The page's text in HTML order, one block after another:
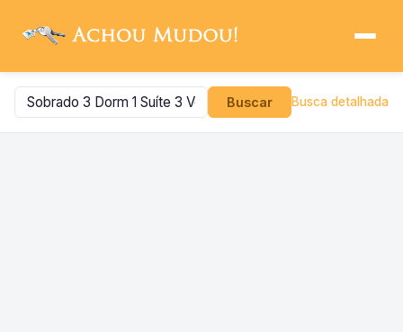
Buscar Busca detalhada